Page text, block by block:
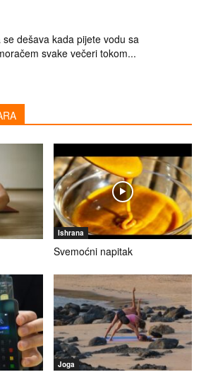
se dešava kada pijete vodu sa
svake večeri tokom...
Ishrana
Svemoćni napitak
Joga